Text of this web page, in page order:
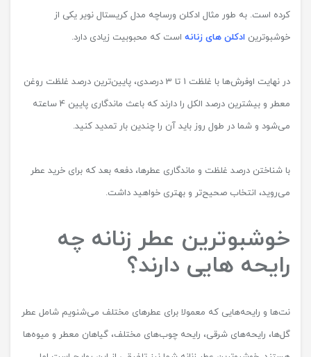
کرده است. به طور مثال ادکلن ورساچه مدل کریستال نویر یکی از
خوشبوترین ادکلن های زنانه است که محبوبیت زیادی دارد.
در نهایت اوفرش‌ها با غلظت 1 تا 3 درصدی، پایین‌ترین درصد غلظت روغن
معطر و بیشترین درصد الکل را دارند که باعث ماندگاری پایین 4 ساعته
می‌شود و شما در طول روز باید آن را چندین بار تمدید کنید.
با شناختن درصد غلظت و ماندگاری عطرها، دفعه بعد که برای خرید عطر
می‌روید، انتخاب صحیح‌تر و بهتری خواهید داشت.
خوشبوترین عطر زنانه چه
رایحه هایی دارند؟
نت‌ها و رایحه‌هایی که معمولا برای عطرهای مختلف می‌شنویم شامل عطر
گل‌ها، رایحه‌های شرقی، رایحه چوب‌های مختلف، گیاهان معطر و میوه‌ها